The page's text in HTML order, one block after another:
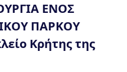
ΕΝΟΣ
ΠΑΡΚΟΥ
Κρήτης της